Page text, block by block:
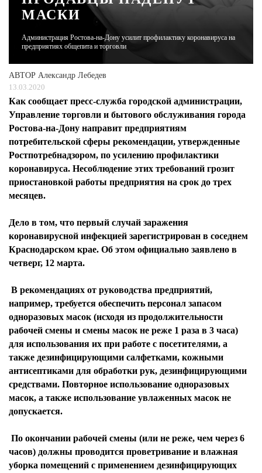
МАСКИ
Администрация Ростова-на-Дону усилит профилактику коронавируса на
предприятиях общепита и торговли
АВТОР Александр Лебедев
13.03.2020
Как сообщает пресс-служба городской администрации,
Управление торговли и бытового обслуживания города
Ростова-на-Дону направит предприятиям
потребительской сферы рекомендации, утвержденные
Ростпотребнадзором, по усилению профилактики
коронавируса. Несоблюдение этих требований грозит
приостановкой работы предприятия на срок до трех
месяцев.
Дело в том, что первый случай заражения
коронавирусной инфекцией зарегистрирован в соседнем
Краснодарском крае. Об этом официально заявлено в
четверг, 12 марта.
В рекомендациях от руководства предприятий,
например, требуется обеспечить персонал запасом
одноразовых масок (исходя из продолжительности
рабочей смены и смены масок не реже 1 раза в 3 часа)
для использования их при работе с посетителями, а
также дезинфицирующими салфетками, кожными
антисептиками для обработки рук, дезинфицирующими
средствами. Повторное использование одноразовых
масок, а также использование увлаженных масок не
допускается.
По окончании рабочей смены (или не реже, чем через 6
часов) должны проводится проветривание и влажная
уборка помещений с применением дезинфицирующих